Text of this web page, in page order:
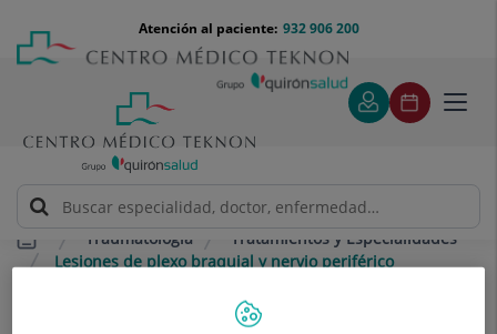
contenido
Menú
teléfono
cabecera
932 906 200
Atención al paciente:
Traumatología
Tratamientos y Especialidades
Lesiones de plexo braquial y nervio periférico
Lesiones de plexo braquial y